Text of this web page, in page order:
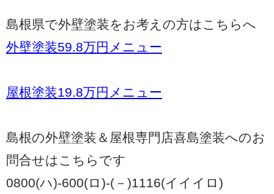
島根県で外壁塗装をお考えの方はこちらへ
外壁塗装59.8万円メニュー
屋根塗装19.8万円メニュー
島根の外壁塗装＆屋根専門店喜島塗装へのお
問合せはこちらです
0800(ハ)-600(ロ)-(－)1116(イイイロ)